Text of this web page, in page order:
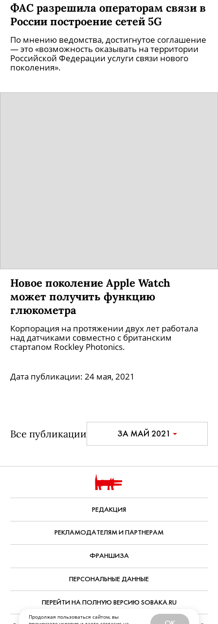
Продолжая пользоваться сайтом, вы
ФАС разрешила операторам связи в
России построение сетей 5G
По мнению ведомства, достигнутое соглашение
— это «возможность оказывать на территории
Российской Федерации услуги связи нового
поколения».
Новое поколение Apple Watch
может получить функцию
глюкометра
Корпорация на протяжении двух лет работала
над датчиками совместно с британским
стартапом Rockley Photonics.
Дата публикации: 24 мая, 2021
Все публикации ЗА МАЙ 2021
РЕДАКЦИЯ
РЕКЛАМОДАТЕЛЯМ И ПАРТНЕРАМ
ФРАНШИЗА
ПЕРСОНАЛЬНЫЕ ДАННЫЕ
ПЕРЕЙТИ НА ПОЛНУЮ ВЕРСИЮ SOBAKA.RU